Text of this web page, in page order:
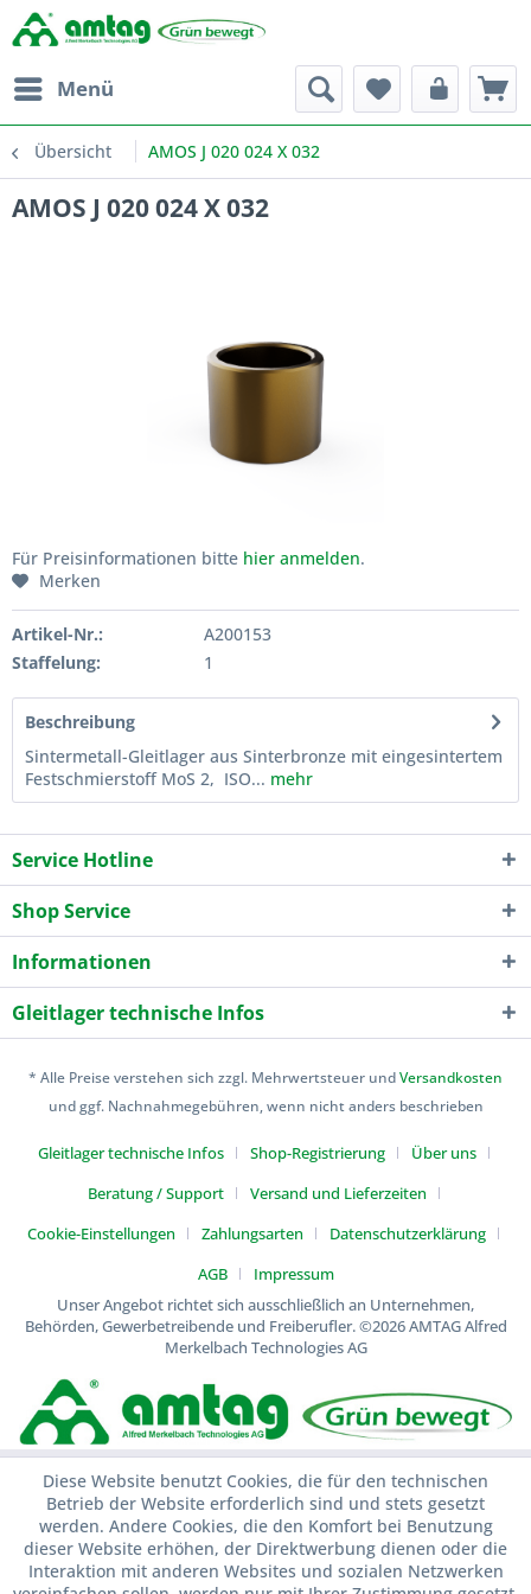
Menü
Übersicht AMOS J 020 024 X 032
AMOS J 020 024 X 032
Für Preisinformationen bitte hier anmelden.
Merken
Artikel-Nr.:
A200153
Staffelung:
1
Beschreibung
Sintermetall-Gleitlager aus Sinterbronze mit eingesintertem
Festschmierstoff MoS 2, ISO... mehr
Service Hotline
Shop Service
Informationen
Gleitlager technische Infos
* Alle Preise verstehen sich zzgl. Mehrwertsteuer undVersandkosten
und ggf. Nachnahmegebühren, wenn nicht anders beschrieben
Gleitlager technische Infos Shop-Registrierung
Über uns
Beratung / Support
Versand und Lieferzeiten
Cookie-Einstellungen
Zahlungsarten
Datenschutzerklärung
AGB
Impressum
Unser Angebot richtet sich ausschließlich an Unternehmen,
Behörden, Gewerbetreibende und Freiberufler.©2026 AMTAG Alfred
Merkelbach Technologies AG
Diese Website benutzt Cookies, die für den technischen
Betrieb der Website erforderlich sind und stets gesetzt
werden. Andere Cookies, die den Komfort bei Benutzung
dieser Website erhöhen, der Direktwerbung dienen oder die
Interaktion mit anderen Websites und sozialen Netzwerken